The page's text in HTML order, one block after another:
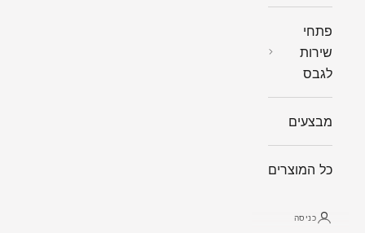
פתחי
שירות
לגבס
מבצעים
כל המוצרים
כניסה